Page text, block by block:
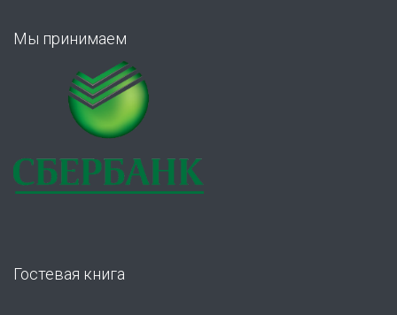
Мы принимаем
Гостевая книга